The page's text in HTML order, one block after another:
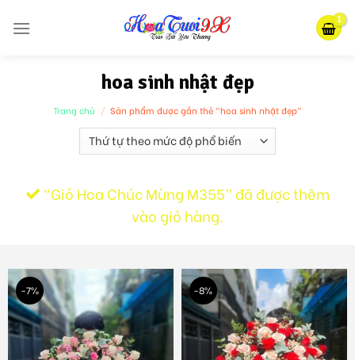
hoa sinh nhật đẹp
Trang chủ / Sản phẩm được gắn thẻ “hoa sinh nhật đẹp”
“Giỏ Hoa Chúc Mừng M355” đã được thêm
vào giỏ hàng.
-7% -8%